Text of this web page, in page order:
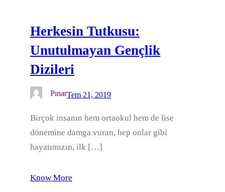
Herkesin Tutkusu:
Unutulmayan Gençlik
Dizileri
PınarTem 21, 2019
Birçok insanın hem ortaokul hem de lise
dönemine damga vuran, hep onlar gibi
hayatımızın, ilk […]
Know More